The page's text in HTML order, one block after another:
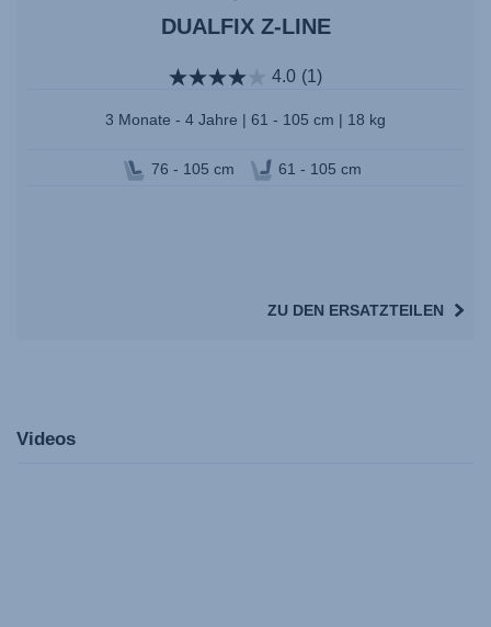
DUALFIX Z-LINE
4.0 (1)
3 Monate - 4 Jahre | 61 - 105 cm | 18 kg
76 - 105 cm 61 - 105 cm
ZU DEN ERSATZTEILEN
Videos